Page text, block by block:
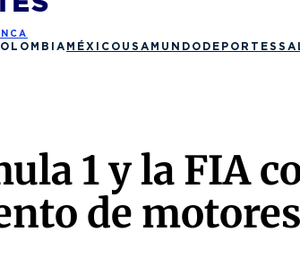
MÉXICO USA MUNDO DEPORTES
1 y la FIA
de